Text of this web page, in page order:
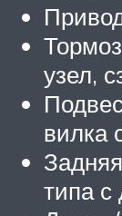
узел,
вилка
типа с